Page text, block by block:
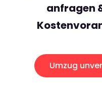
anfragen
Umzug